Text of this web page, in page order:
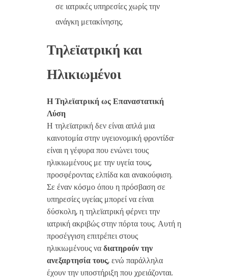
σε ιατρικές υπηρεσίες χωρίς την
ανάγκη μετακίνησης.
Τηλεϊατρική και
Ηλικιωμένοι
Η Τηλεϊατρική ως Επαναστατική
Λύση
Η τηλεϊατρική δεν είναι απλά μια
καινοτομία στην υγειονομική φροντίδα·
είναι η γέφυρα που ενώνει τους
ηλικιωμένους με την υγεία τους,
προσφέροντας ελπίδα και ανακούφιση.
Σε έναν κόσμο όπου η πρόσβαση σε
υπηρεσίες υγείας μπορεί να είναι
δύσκολη, η τηλεϊατρική φέρνει την
ιατρική ακριβώς στην πόρτα τους. Αυτή η
προσέγγιση επιτρέπει στους
ηλικιωμένους ναδιατηρούν την
ανεξαρτησία τους, ενώ παράλληλα
έχουν την υποστήριξη που χρειάζονται.